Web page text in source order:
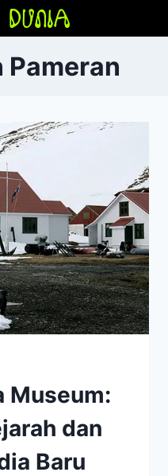
Pameran
Museum:
dan
Baru